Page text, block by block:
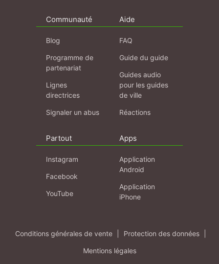
Communauté
Blog
Programme de
partenariat
Lignes
directrices
Signaler un abus
Aide
FAQ
Guide du guide
Guides audio
pour les guides
de ville
Réactions
Partout
Instagram
Facebook
YouTube
Apps
Application
Android
Application
iPhone
Conditions générales de vente Protection des données
Mentions légales